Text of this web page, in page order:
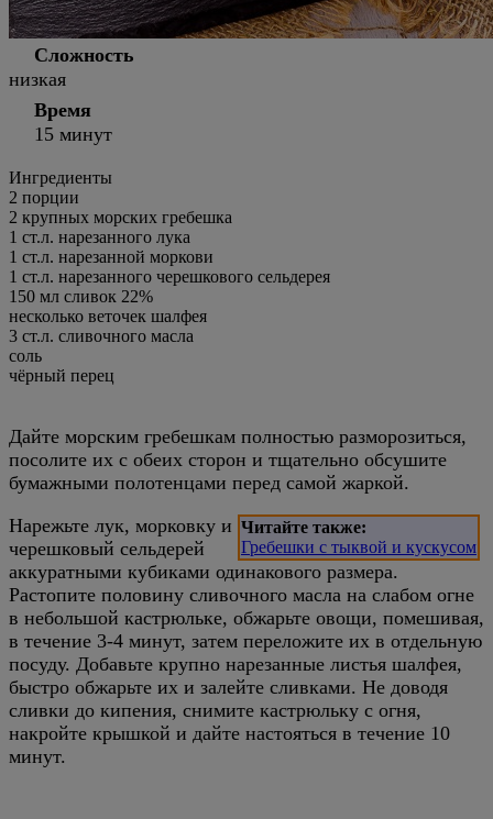
Сложность
низкая
Время
15 минут
Ингредиенты
2 порции
2 крупных морских гребешка
1 ст.л. нарезанного лука
1 ст.л. нарезанной моркови
1 ст.л. нарезанного черешкового сельдерея
150 мл сливок 22%
несколько веточек шалфея
3 ст.л. сливочного масла
соль
чёрный перец
Дайте морским гребешкам полностью разморозиться,
посолите их с обеих сторон и тщательно обсушите
бумажными полотенцами перед самой жаркой.
Читайте также:
Гребешки с тыквой и кускусом
Нарежьте лук, морковку и
черешковый сельдерей
аккуратными кубиками одинакового размера.
Растопите половину сливочного масла на слабом огне
в небольшой кастрюльке, обжарьте овощи, помешивая,
в течение 3-4 минут, затем переложите их в отдельную
посуду. Добавьте крупно нарезанные листья шалфея,
быстро обжарьте их и залейте сливками. Не доводя
сливки до кипения, снимите кастрюльку с огня,
накройте крышкой и дайте настояться в течение 10
минут.